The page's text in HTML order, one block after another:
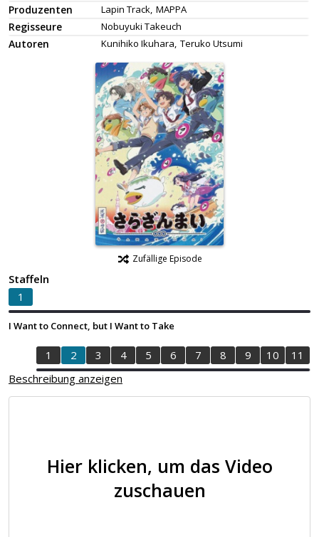
Produzenten Lapin Track, MAPPA
Regisseure Nobuyuki Takeuch
Autoren Kunihiko Ikuhara, Teruko Utsumi
Zufällige Episode
Staffeln
1
I Want to Connect, but I Want to Take
1 2 3 4 5 6 7 8 9 10
11
Beschreibung anzeigen
Hier klicken, um das Video
zuschauen